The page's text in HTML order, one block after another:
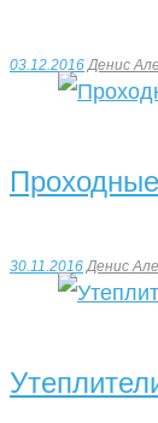
03.12.2016 Денис
30.11.2016 Денис